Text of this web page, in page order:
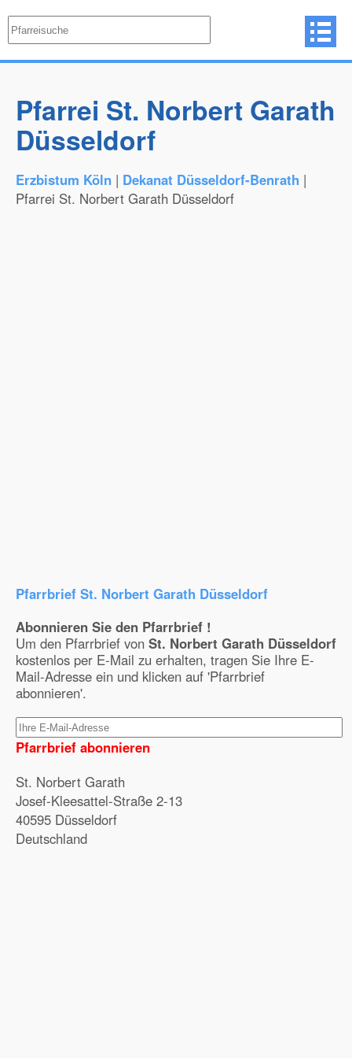
Pfarrei St. Norbert Garath
Düsseldorf
Erzbistum Köln | Dekanat Düsseldorf-Benrath |
Pfarrei St. Norbert Garath Düsseldorf
Pfarrbrief St. Norbert Garath Düsseldorf
Abonnieren Sie den Pfarrbrief !
Um den Pfarrbrief von St. Norbert Garath Düsseldorf
kostenlos per E-Mail zu erhalten, tragen Sie Ihre E-
Mail-Adresse ein und klicken auf 'Pfarrbrief
abonnieren'.
Pfarrbrief abonnieren
St. Norbert Garath
Josef-Kleesattel-Straße 2-13
40595 Düsseldorf
Deutschland